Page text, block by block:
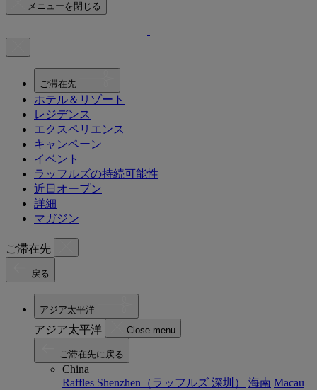
メニューを閉じる
ご滞在先
ホテル＆リゾート
レジデンス
エクスペリエンス
キャンペーン
イベント
ラッフルズの持続可能性
近日オープン
詳細
マガジン
ご滞在先
戻る
アジア太平洋
アジア太平洋 Close menu
ご滞在先に戻る
China
Raffles Shenzhen（ラッフルズ 深圳）
海南 Macau